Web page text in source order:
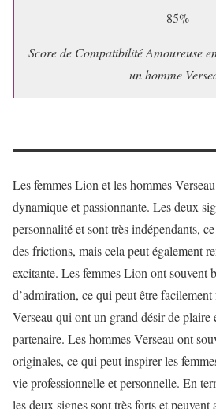
85%
Score de Compatibilité Amoureuse
un homme
Les femmes Lion et les hommes
dynamique et passionnante. Les deux
personnalité et sont très indépendants,
des frictions, mais cela peut également
excitante. Les femmes Lion ont souvent
d’admiration, ce qui peut être
Verseau qui ont un grand désir de plaire
partenaire. Les hommes Verseau ont
originales, ce qui peut inspirer les
vie professionnelle et personnelle. En
les deux signes sont très forts et peuvent